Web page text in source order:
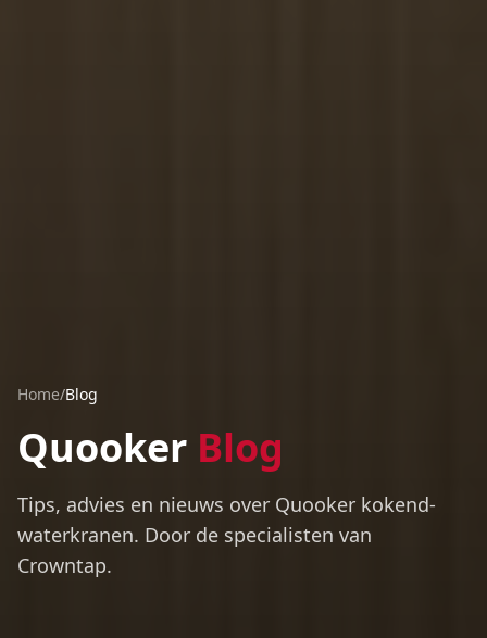
Home/Blog
Quooker Blog
Tips, advies en nieuws over Quooker kokend-
waterkranen. Door de specialisten van
Crowntap.